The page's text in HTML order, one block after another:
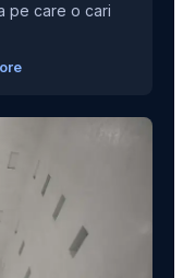
pe care o cari